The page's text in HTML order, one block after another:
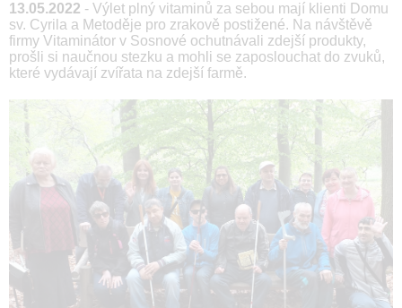
13.05.2022 - Výlet plný vitaminů za sebou mají klienti Domu
sv. Cyrila a Metoděje pro zrakově postižené. Na návštěvě
firmy Vitaminátor v Sosnové ochutnávali zdejší produkty,
prošli si naučnou stezku a mohli se zaposlouchat do zvuků,
které vydávají zvířata na zdejší farmě.